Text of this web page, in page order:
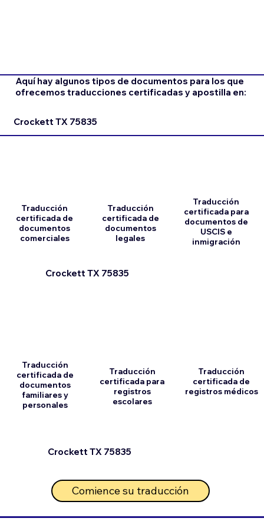
Aquí hay algunos tipos de documentos para los que
ofrecemos traducciones certificadas y apostilla en:
Crockett TX 75835
Crockett TX 75835
Traducción
certificada de
documentos
comerciales
Traducción
certificada de
documentos
familiares y
personales
Traducción
certificada de
documentos
legales
Traducción
certificada para
registros
escolares
Comience su traducción
Crockett TX 75835
Traducción
certificada para
documentos de
USCIS e
inmigración
Traducción
certificada de
registros médicos